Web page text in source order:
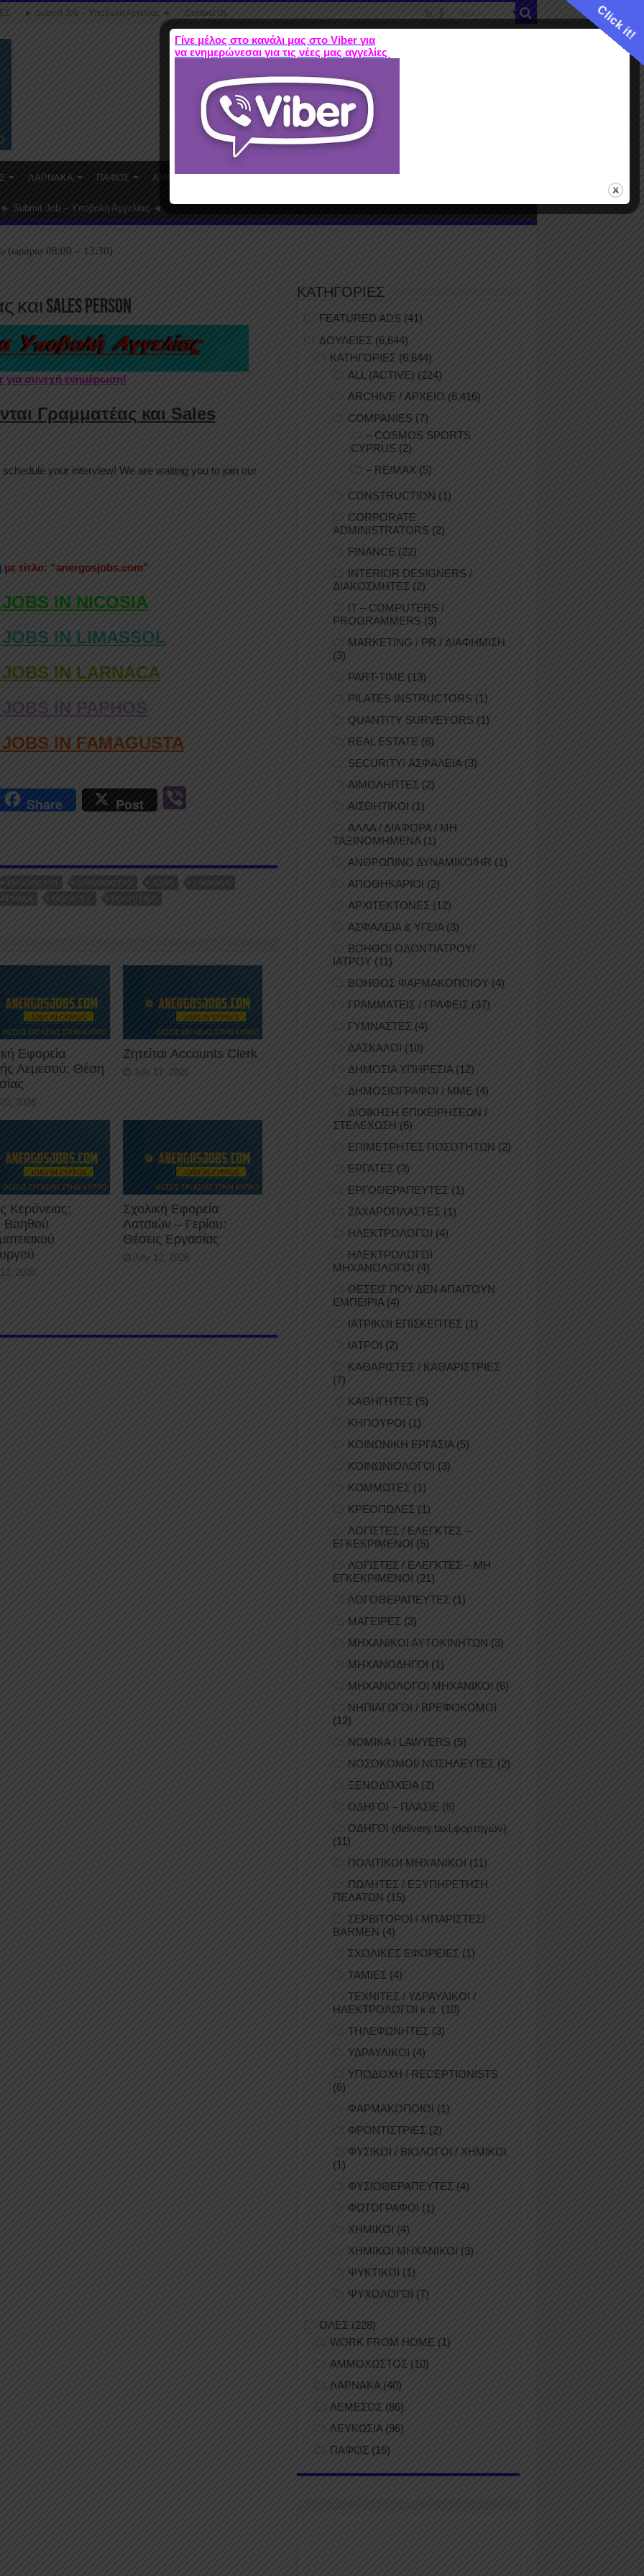
► Submit Job – Υποβολή Αγγελίας ◄ Contact Us
ΛΑΡΝΑΚΑ ΠΑΦΟΣ ΑΜΜΟΧΩΣΤΟΣ
► Submit Job – Υποβολή Αγγελίας ◄
(ωράριο 08:00 – 13:30)
Sales Person
για συνεχή ενημέρωση!
Γραμματέας και Sales
your interview! We are waiting you to join our
με τίτλο: “anergosjobs.com”
IN NICOSIA
IN LIMASSOL
IN LARNACA
IN PAPHOS
IN FAMAGUSTA
Share Post
ERGODOTISI GRAMMATEAS JOBS
LARNACA
ΛΆΡΝΑΚΑ ΠΩΛΗΤΈΣ ΠΩΛΉΤΡΙΕΣ
Εφορεία
Λεμεσού: Θέση
2026
Ζητείται Accounts Clerk
July 17, 2026
Κερύνειας:
Βοηθού
2026
Σχολική Εφορεία
Λατσιών – Γερίου:
Θέσεις Εργασίας
July 12, 2026
ΚΑΤΗΓΟΡΙΕΣ
FEATURED ADS (41)
ΔΟΥΛΕΙΕΣ (6,644)
ΚΑΤΗΓΟΡΙΕΣ (6,644)
ALL (ACTIVE) (224)
ARCHIVE / ΑΡΧΕΙΟ (6,416)
COMPANIES (7)
– COSMOS SPORTS
CYPRUS (2)
– RE/MAX (5)
CONSTRUCTION (1)
CORPORATE
ADMINISTRATORS (2)
FINANCE (22)
INTERIOR DESIGNERS /
ΔΙΑΚΟΣΜΗΤΕΣ (2)
IT – COMPUTERS /
PROGRAMMERS (3)
MARKETING / PR / ΔΙΑΦΗΜΙΣΗ
(3)
PART-TIME (13)
PILATES INSTRUCTORS (1)
QUANTITY SURVEYORS (1)
REAL ESTATE (6)
SECURITY/ ΑΣΦΑΛΕΙΑ(3)
ΑΙΜΟΛΗΠΤΕΣ (2)
ΑΙΣΘΗΤΙΚΟΙ (1)
ΑΛΛΑ / ΔΙΑΦΟΡΑ / ΜΗ
ΤΑΞΙΝΟΜΗΜΕΝΑ(1)
ΑΝΘΡΩΠΙΝΟ ΔΥΝΑΜΙΚΟ/HR (1)
ΑΠΟΘΗΚΑΡΙΟΙ (2)
ΑΡΧΙΤΕΚΤΟΝΕΣ (12)
ΑΣΦΑΛΕΙΑ & ΥΓΕΙΑ (3)
ΒΟΗΘΟΙ ΟΔΟΝΤΙΑΤΡΟΥ/
ΙΑΤΡΟΥ(11)
ΒΟΗΘΟΣ ΦΑΡΜΑΚΟΠΟΙΟΥ (4)
ΓΡΑΜΜΑΤΕΙΣ / ΓΡΑΦΕΙΣ (37)
ΓΥΜΝΑΣΤΕΣ (4)
ΔΑΣΚΑΛΟΙ (10)
ΔΗΜΟΣΙΑ ΥΠΗΡΕΣΙΑ (12)
ΔΗΜΟΣΙΟΓΡΑΦΟΙ / ΜΜΕ (4)
ΔΙΟΙΚΗΣΗ ΕΠΙΧΕΙΡΗΣΕΩΝ /
ΣΤΕΛΕΧΩΣΗ (6)
ΕΠΙΜΕΤΡΗΤΕΣ ΠΟΣΟΤΗΤΩΝ (2)
ΕΡΓΑΤΕΣ (3)
ΕΡΓΟΘΕΡΑΠΕΥΤΕΣ (1)
ΖΑΧΑΡΟΠΛΑΣΤΕΣ (1)
ΗΛΕΚΤΡΟΛΟΓΟΙ (4)
ΗΛΕΚΤΡΟΛΟΓΟΙ
ΜΗΧΑΝΟΛΟΓΟΙ (4)
ΘΕΣΕΙΣ ΠΟΥ ΔΕΝ ΑΠΑΙΤΟΥΝ
ΕΜΠΕΙΡΙΑ(4)
ΙΑΤΡΙΚΟΙ ΕΠΙΣΚΕΠΤΕΣ (1)
ΙΑΤΡΟΙ (2)
ΚΑΘΑΡΙΣΤΕΣ / ΚΑΘΑΡΙΣΤΡΙΕΣ
(7)
ΚΑΘΗΓΗΤΕΣ (5)
ΚΗΠΟΥΡΟΙ (1)
ΚΟΙΝΩΝΙΚΗ ΕΡΓΑΣΙΑ(5)
ΚΟΙΝΩΝΙΟΛΟΓΟΙ (3)
ΚΟΜΜΩΤΕΣ (1)
ΚΡΕΟΠΩΛΕΣ (1)
ΛΟΓΙΣΤΕΣ / ΕΛΕΓΚΤΕΣ –
ΕΓΚΕΚΡΙΜΕΝΟΙ (5)
ΛΟΓΙΣΤΕΣ / ΕΛΕΓΚΤΕΣ – ΜΗ
ΕΓΚΕΚΡΙΜΕΝΟΙ (21)
ΛΟΓΟΘΕΡΑΠΕΥΤΕΣ (1)
ΜΑΓΕΙΡΕΣ (3)
ΜΗΧΑΝΙΚΟΙ ΑΥΤΟΚΙΝΗΤΩΝ (3)
ΜΗΧΑΝΟΔΗΓΟΙ (1)
ΜΗΧΑΝΟΛΟΓΟΙ ΜΗΧΑΝΙΚΟΙ (6)
ΝΗΠΙΑΓΩΓΟΙ / ΒΡΕΦΟΚΟΜΟΙ
(12)
ΝΟΜΙΚΑ / LAWYERS (5)
ΝΟΣΟΚΟΜΟΙ/ ΝΟΣΗΛΕΥΤΕΣ (2)
ΞΕΝΟΔΟΧΕΙΑ(2)
ΟΔΗΓΟΙ – ΠΛΑΣΙΕ (5)
ΟΔΗΓΟΙ (delivery,taxi,φορτηγών)
(11)
ΠΟΛΙΤΙΚΟΙ ΜΗΧΑΝΙΚΟΙ (11)
ΠΩΛΗΤΕΣ / ΕΞΥΠΗΡΕΤΗΣΗ
ΠΕΛΑΤΩΝ (15)
ΣΕΡΒΙΤΟΡΟΙ / ΜΠΑΡΙΣΤΕΣ/
BARMEN (4)
ΣΧΟΛΙΚΕΣ ΕΦΟΡΕΙΕΣ (1)
ΤΑΜΙΕΣ (4)
ΤΕΧΝΙΤΕΣ / ΥΔΡΑΥΛΙΚΟΙ /
ΗΛΕΚΤΡΟΛΟΓΟΙ κ.ά. (10)
ΤΗΛΕΦΩΝΗΤΕΣ (3)
ΥΔΡΑΥΛΙΚΟΙ (4)
ΥΠΟΔΟΧΗ / RECEPTIONISTS
(6)
ΦΑΡΜΑΚΟΠΟΙΟΙ (1)
ΦΡΟΝΤΙΣΤΡΙΕΣ (2)
ΦΥΣΙΚΟΙ / ΒΙΟΛΟΓΟΙ / ΧΗΜΙΚΟΙ
(1)
ΦΥΣΙΟΘΕΡΑΠΕΥΤΕΣ (4)
ΦΩΤΟΓΡΑΦΟΙ (1)
ΧΗΜΙΚΟΙ (4)
ΧΗΜΙΚΟΙ ΜΗΧΑΝΙΚΟΙ (3)
ΨΥΚΤΙΚΟΙ (1)
ΨΥΧΟΛΟΓΟΙ (7)
ΟΛΕΣ (228)
WORK FROM HOME (1)
ΑΜΜΟΧΩΣΤΟΣ (10)
ΛΑΡΝΑΚΑ (40)
ΛΕΜΕΣΟΣ (86)
ΛΕΥΚΩΣΙΑ(96)
ΠΑΦΟΣ (16)
Click it!
Γίνε μέλος στο κανάλι μας στο Viber για
να ενημερώνεσαι για τις νέες μας αγγελίες